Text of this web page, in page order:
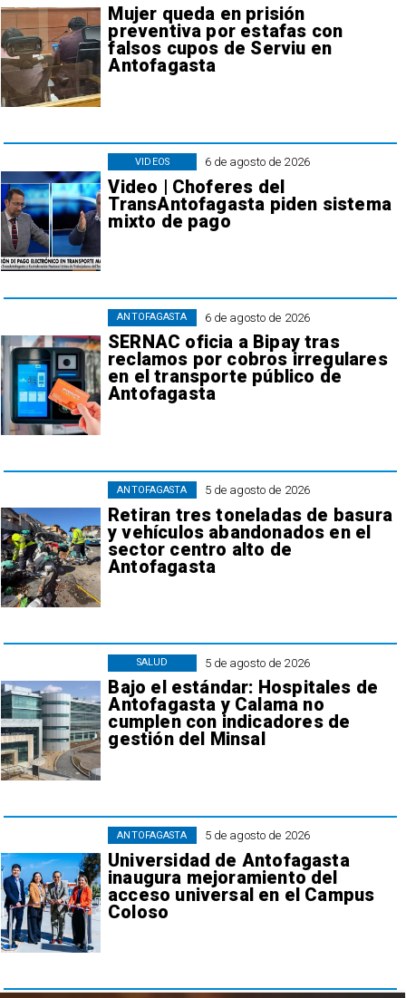
Mujer queda en prisión
preventiva por estafas con
falsos cupos de Serviu en
Antofagasta
6 de agosto de 2026
Video | Choferes del
TransAntofagasta piden sistema
mixto de pago
VIDEOS
6 de agosto de 2026
SERNAC oficia a Bipay tras
reclamos por cobros irregulares
en el transporte público de
Antofagasta
ANTOFAGASTA
5 de agosto de 2026
Retiran tres toneladas de basura
y vehículos abandonados en el
sector centro alto de
Antofagasta
ANTOFAGASTA
5 de agosto de 2026
Bajo el estándar: Hospitales de
Antofagasta y Calama no
cumplen con indicadores de
gestión del Minsal
SALUD
5 de agosto de 2026
Universidad de Antofagasta
inaugura mejoramiento del
acceso universal en el Campus
Coloso
ANTOFAGASTA